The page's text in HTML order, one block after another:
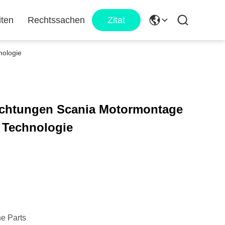
Rechtssachen Zitat
Scania Motormontage
Parts